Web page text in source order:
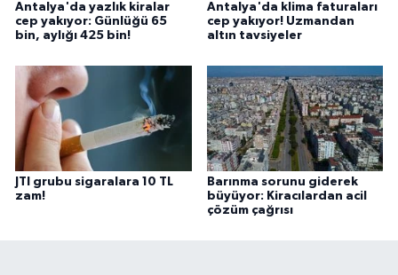
Antalya'da yazlık kiralar
cep yakıyor: Günlüğü 65
bin, aylığı 425 bin!
Antalya'da klima faturaları
cep yakıyor! Uzmandan
altın tavsiyeler
JTI grubu sigaralara 10 TL
zam!
Barınma sorunu giderek
büyüyor: Kiracılardan acil
çözüm çağrısı